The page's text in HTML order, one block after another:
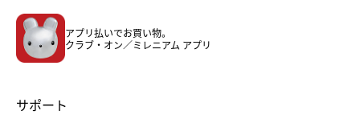
ホーム・キッチン＆アート
アプリ払いでお買い物。
クラブ・オン／ミレニアム アプリ
サポート